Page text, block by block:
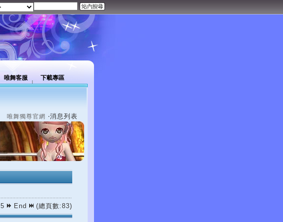
唯舞客服 下載專區
唯舞獨尊官網 ‧消息列表
5 End (總頁數:83)